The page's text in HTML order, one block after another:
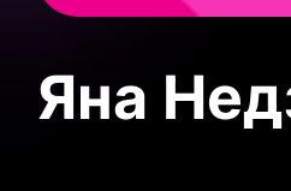
Яна